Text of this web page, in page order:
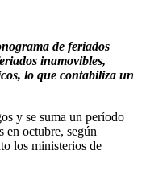
de feriados
inamovibles,
lo que contabiliza un
y se suma un período
en octubre, según
los ministerios de